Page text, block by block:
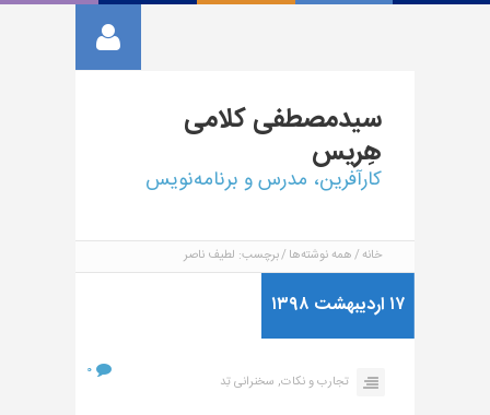
سیدمصطفیکلامی
هِریس
کارآفرین، مدرس و برنامه‌نویس
خانه همه نوشته‌ها برچسب: لطیف ناصر
۱۷ اردیبهشت ۱۳۹۸
تجارب و نکات, سخنرانی تِد
۰